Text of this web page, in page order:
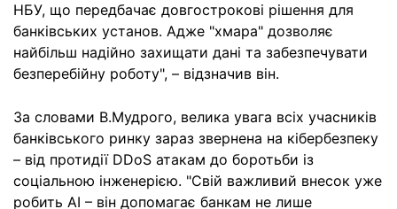
НБУ, що передбачає довгострокові рішення для
банківських установ. Адже "хмара" дозволяє
найбільш надійно захищати дані та забезпечувати
безперебійну роботу", – відзначив він.
За словами В.Мудрого, велика увага всіх учасників
банківського ринку зараз звернена на кібербезпеку
– від протидії DDoS атакам до боротьби із
соціальною інженерією. "Свій важливий внесок уже
робить АІ – він допомагає банкам не лише